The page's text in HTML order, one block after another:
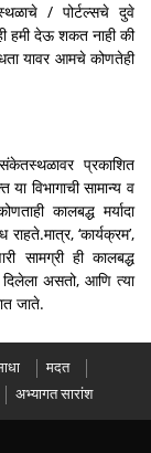
/ पोर्टल्सचे दुवे
हमी देऊ शकत नाही की
यावर आमचे कोणतेही
प्रकाशित
विभागाची सामान्य व
कालबद्ध मर्यादा
‘कार्यक्रम’,
सामग्री ही कालबद्ध
दिलेला असतो, आणि त्या
जाते.
मदत
अभ्यागत सारांश